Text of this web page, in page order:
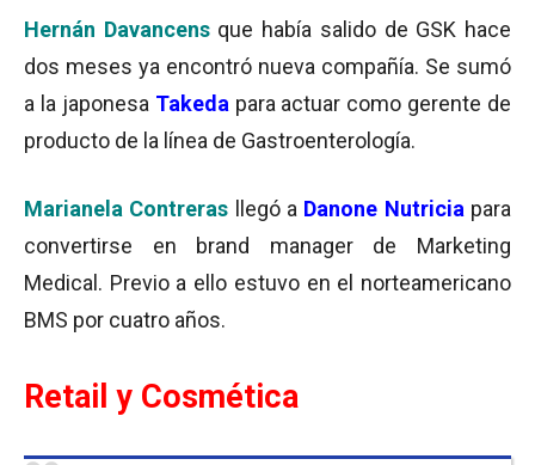
Hernán Davancensque había salido de GSK hace
dos meses ya encontró nueva compañía. Se sumó
a la japonesa Takeda para actuar como gerente de
producto de la línea de Gastroenterología.
Marianela Contreras llegó a Danone Nutricia para
convertirse en brand manager de Marketing
Medical. Previo a ello estuvo en el norteamericano
BMS por cuatro años.
Retail y Cosmética